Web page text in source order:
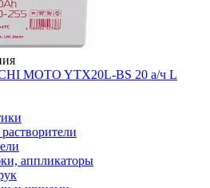
MOTO YTX20L-BS 20 а/ч L
аппликаторы